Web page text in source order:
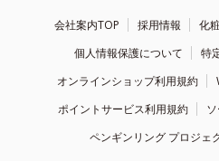
会社案内TOP 採用情報
化
個人情報保護について
特
オンラインショップ利用規約
ポイントサービス利用規約
ペンギンリング プロジェ